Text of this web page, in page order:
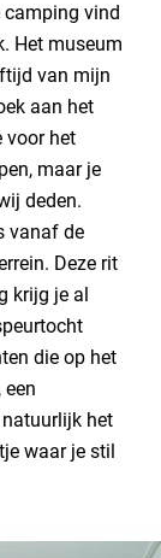
camping vind
Het museum
van mijn
aan het
voor het
maar je
deden.
vanaf de
Deze rit
krijg je al
die op het
het
waar je stil